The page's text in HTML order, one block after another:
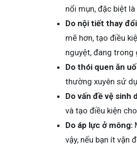
nổi mụn, đặc biệt
Do nội tiết thay
mẽ hơn, tạo điều
nguyệt, đang trong
Do thói quen ăn
thường xuyên sử
Do vấn đề vệ sinh
và tạo điều kiện
Do áp lực ở mông:
vậy, nếu bạn ít vận